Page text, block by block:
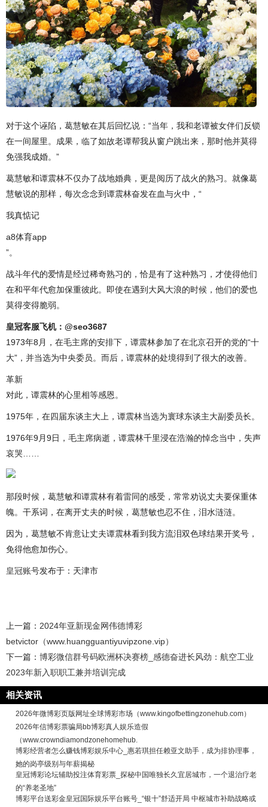
对于这个诬陷，葛慧敏在其后回忆说：“当年，我和老谭被女伴们反锁
在一间屋里。成果，临了如故老谭帮我从窗户跳出来，那时他并莫得
免强我成婚。”
葛慧敏和谭震林不仅办了战地婚典，更是阅历了战火的熟习。就像葛
慧敏说的那样，每次念念到谭震林奋发在血与火中，“
我真惦记
a8体育app
”。
战斗年代的爱情是经过稀奇熟习的，恰是有了这种熟习，才使得他们
在和平年代愈加保重彼此。即使在遇到大风大浪的时候，他们的爱也
莫得变得脆弱。
皇冠客服飞机：@seo3687
1973年8月，在毛主席的安排下，谭震林参加了在北京召开的党的“十
大”，并当选为中央委员。而后，谭震林的处境得到了很大的改善。
革新
对此，谭震林的心里相等感恩。
1975年，在四届东谈主大上，谭震林当选为寰球东谈主大副委员长。
1976年9月9日，毛主席病逝，谭震林千里浸在浩瀚的悼念当中，失声
哀哭……
那段时候，葛慧敏和谭震林有着雷同的感受，常常劝说丈夫要保重体
魄。干系词，在离开丈夫的时候，葛慧敏也忍不住，泪水涟涟。
因为，葛慧敏不肯意让丈夫谭震林看到我方流泪双色球结果开奖号，
免得他愈加伤心。
皇冠账号发布于：天津市
上一篇： 2024年亚新现金网伟德博彩
betvictor（www.huangguantiyuvipzone.vip）
下一篇： 博彩微信群号码欧洲杯决赛榜_感德奋进长风劲：航空工业
2023年新入职职工兼并培训完成
相关资讯
2026年微博彩页版网址全球博彩市场（www.kingofbettingzonehub.com）
2026年信博彩票骗局bb博彩真人娱乐造假
（www.crowndiamondzonehomehub.
博彩经营者怎么赚钱博彩娱乐中心_惠若琪担任赖亚文助手，成为排协理事，
她的岗亭级别与年薪揭秘
皇冠博彩论坛辅助投注体育彩票_探秘中国唯独长久宜居城市，一个退治疗老
的“养老圣地”
博彩平台送彩金皇冠国际娱乐平台账号_“银十”舒适开局 中枢城市补助战略或